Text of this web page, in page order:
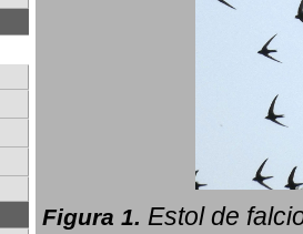
Figura 1. Estol de